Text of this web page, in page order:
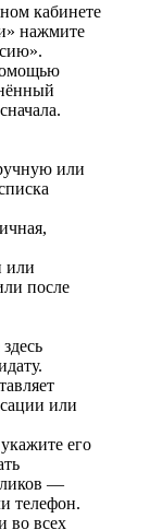
кабинете
нажмите
или
или
после
или
его
—
телефон.
во всех